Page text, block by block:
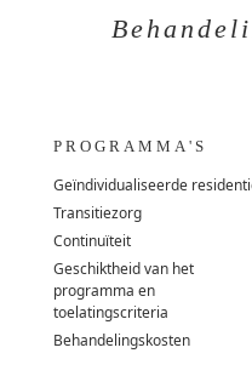
PROGRAMMA'S
Geïndividualiseerde
Transitiezorg
Continuïteit
Geschiktheid van het
programma en
toelatingscriteria
Behandelingskosten